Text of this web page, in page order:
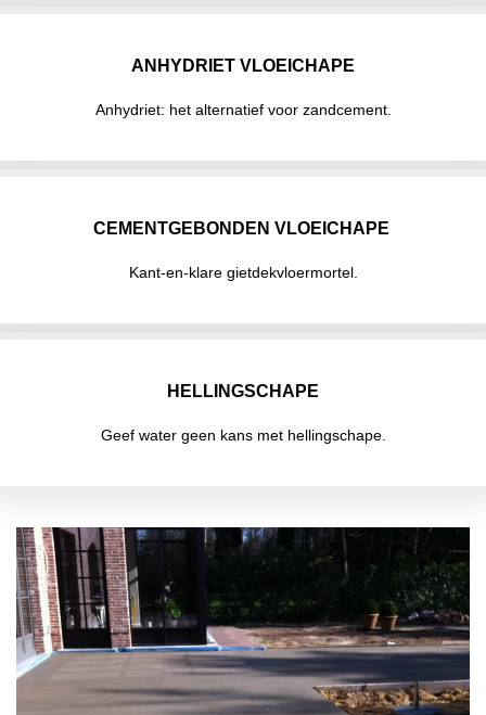
ANHYDRIET VLOEICHAPE
Anhydriet: het alternatief voor zandcement.
CEMENTGEBONDEN VLOEICHAPE
Kant-en-klare gietdekvloermortel.
HELLINGSCHAPE
Geef water geen kans met hellingschape.